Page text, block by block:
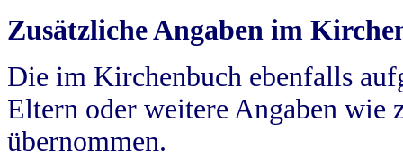
Zusätzliche Angaben im
Die im Kirchenbuch ebenfalls
Eltern oder weitere Angaben wie
übernommen.